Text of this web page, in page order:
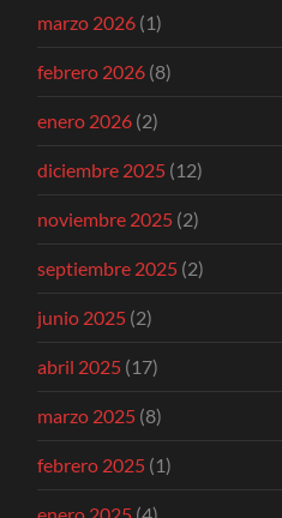
marzo 2026 (1)
febrero 2026 (8)
enero 2026 (2)
diciembre 2025 (12)
noviembre 2025 (2)
septiembre 2025 (2)
junio 2025 (2)
abril 2025 (17)
marzo 2025 (8)
febrero 2025 (1)